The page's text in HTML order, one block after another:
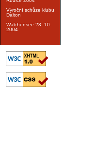
Výroční schůze klubu
Dalton
Walchensee 23. 10.
2004